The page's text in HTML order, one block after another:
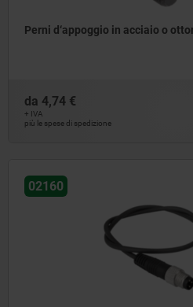
Perni d‘appoggio in acciaio o
da 4,74 €
+ IVA
più le spese di spedizione
02160